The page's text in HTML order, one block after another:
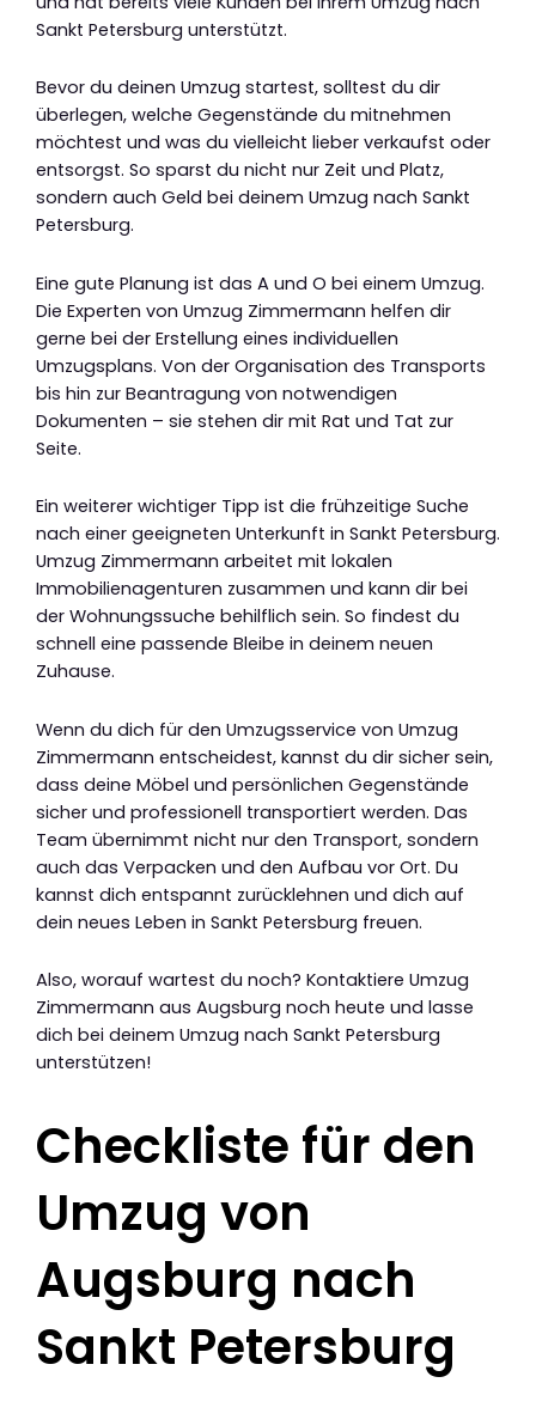
Sankt Petersburg unterstützt.
Bevor du deinen Umzug startest, solltest du dir
überlegen, welche Gegenstände du mitnehmen
möchtest und was du vielleicht lieber verkaufst oder
entsorgst. So sparst du nicht nur Zeit und Platz,
sondern auch Geld bei deinem Umzug nach Sankt
Petersburg.
Eine gute Planung ist das A und O bei einem Umzug.
Die Experten von Umzug Zimmermann helfen dir
gerne bei der Erstellung eines individuellen
Umzugsplans. Von der Organisation des Transports
bis hin zur Beantragung von notwendigen
Dokumenten – sie stehen dir mit Rat und Tat zur
Seite.
Ein weiterer wichtiger Tipp ist die frühzeitige Suche
nach einer geeigneten Unterkunft in Sankt Petersburg.
Umzug Zimmermann arbeitet mit lokalen
Immobilienagenturen zusammen und kann dir bei
der Wohnungssuche behilflich sein. So findest du
schnell eine passende Bleibe in deinem neuen
Zuhause.
Wenn du dich für den Umzugsservice von Umzug
Zimmermann entscheidest, kannst du dir sicher sein,
dass deine Möbel und persönlichen Gegenstände
sicher und professionell transportiert werden. Das
Team übernimmt nicht nur den Transport, sondern
auch das Verpacken und den Aufbau vor Ort. Du
kannst dich entspannt zurücklehnen und dich auf
dein neues Leben in Sankt Petersburg freuen.
Also, worauf wartest du noch? Kontaktiere Umzug
Zimmermann aus Augsburg noch heute und lasse
dich bei deinem Umzug nach Sankt Petersburg
unterstützen!
Checkliste für den
Umzug von
Augsburg nach
Sankt Petersburg